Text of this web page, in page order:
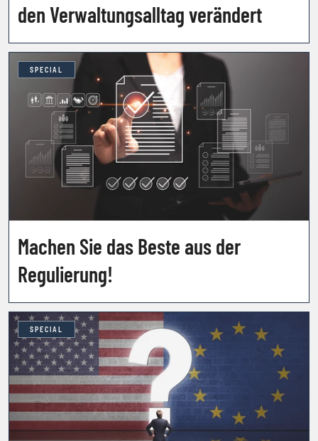
den Verwaltungsalltag verändert
SPECIAL
Machen Sie das Beste aus der
Regulierung!
SPECIAL